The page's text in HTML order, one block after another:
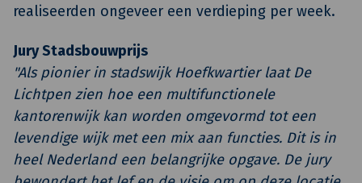
realiseerden ongeveer een verdieping per week.
Jury Stadsbouwprijs
"Als pionier in stadswijk Hoefkwartier laat De
Lichtpen zien hoe een multifunctionele
kantorenwijk kan worden omgevormd tot een
levendige wijk met een mix aan functies. Dit is in
heel Nederland een belangrijke opgave. De jury